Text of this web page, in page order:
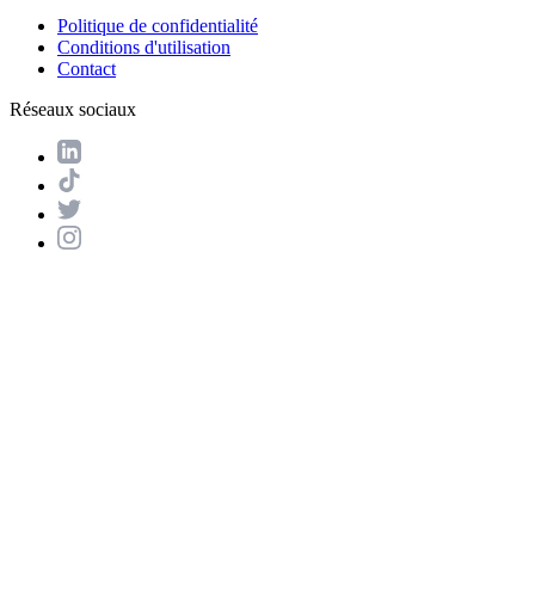
Politique de confidentialité
Conditions d'utilisation
Contact
Réseaux sociaux